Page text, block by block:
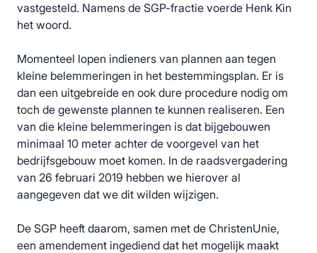
vastgesteld. Namens de SGP-fractie voerde Henk Kin
het woord.
Momenteel lopen indieners van plannen aan tegen
kleine belemmeringen in het bestemmingsplan. Er is
dan een uitgebreide en ook dure procedure nodig om
toch de gewenste plannen te kunnen realiseren. Een
van die kleine belemmeringen is dat bijgebouwen
minimaal 10 meter achter de voorgevel van het
bedrijfsgebouw moet komen. In de raadsvergadering
van 26 februari 2019 hebben we hierover al
aangegeven dat we dit wilden wijzigen.
De SGP heeft daarom, samen met de ChristenUnie,
een amendement ingediend dat het mogelijk maakt